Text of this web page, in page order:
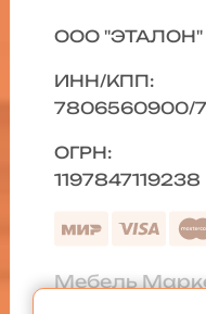
ООО "ЭТАЛОН"
ИНН/КПП:
7806560900/
ОГРН:
1197847119238
Мебель